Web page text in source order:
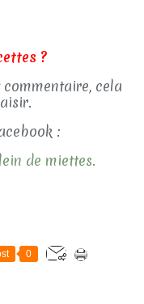
?
cela
:
de miettes.
0